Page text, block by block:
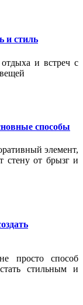
и стиль
и встреч с
способы
элемент,
стену от брызг и
просто способ
стильным и